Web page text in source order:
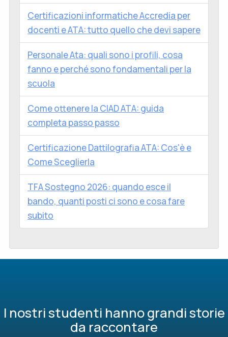
Certificazioni informatiche Accredia per
docenti e ATA: tutto quello che devi sapere
Personale Ata: quali sono i profili, cosa
fanno e perché sono fondamentali per la
scuola
Come ottenere la CIAD ATA: guida
completa passo passo
Certificazione Dattilografia ATA: Cos'è e
Come Sceglierla
TFA Sostegno 2026: quando esce il
bando, quanti posti ci sono e cosa fare
subito
I nostri studenti hanno grandi storie
da raccontare